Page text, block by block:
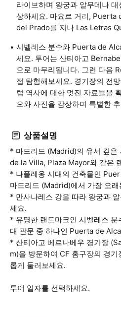
라이브하며 왕궁과 알무데나
상하세요. 마요르 거리,
del Prado를 지나 Las Letras
시벨레스 분수와 Puerta de
세요. 투어는 산티아고
으로 마무리됩니다. 그런 다음
접 탐험해보세요. 경기장의 전
럽 역사에 대한 멋진 자료들을
오와 사진을 감상하며 특별한
상품설명
* 마드리드 (Madrid)의 유서 깊은
de la Villa, Plaza Mayor와 같은
* 나폴레옹 시대의 건축물인
마드리드 (Madrid)에서 가장 오
* 만사나레스 강을 따라 왕궁과
세요.
* 유명한 랜드마크인 시벨레스
대 관문 중 하나인 Puerta de
* 산티아고 베르나베우 경기장
m)을 방문하여 CF 홈구장의 경
롭게 둘러보세요.
투어 일자를 선택하세요.